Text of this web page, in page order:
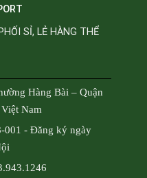
SỈ, LẺ HÀNG THỂ
Hàng Bài – Quận
Nam
001 - Đăng ký ngày